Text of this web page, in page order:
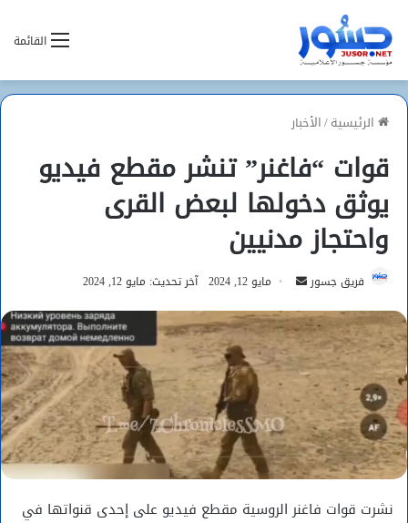
القائمة
الرئيسية/الأخبار
قوات “فاغنر” تنشر مقطع فيديو
يوثق دخولها لبعض القرى
واحتجاز مدنيين
فريق جسور
أرسل
إلكترونيا
مايو 12, 2024 آخر تحديث: مايو 12, 2024
نشرت قوات فاغنر الروسية مقطع فيديو على إحدى قنواتها في